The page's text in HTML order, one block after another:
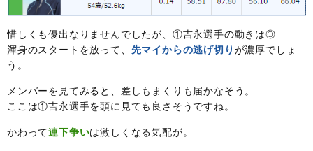
惜しくも優出なりませんでしたが、①吉永選手の動きは◎
渾身のスタートを放って、 先マイからの逃げ切り が濃厚でしょ
う。
メンバーを見てみると、差しもまくりも届かなそう。
ここは①吉永選手を頭に見ても良さそうですね。
かわって連下争いは激しくなる気配が。